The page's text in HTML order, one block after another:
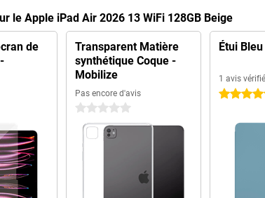
le Apple iPad Air 2026 13 WiFi 128GB Beige
de
Transparent Matière
synthétique Coque -
Mobilize
Pas encore d'avis
0 étoiles
Étui
1 avis vérifié
5 étoiles